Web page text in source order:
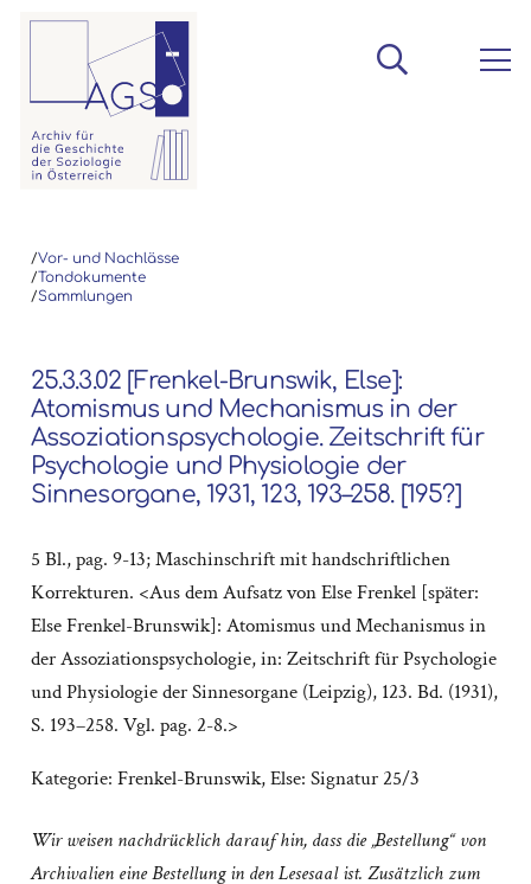
/Vor- und Nachlässe
/Tondokumente
/Sammlungen
25.3.3.02 [Frenkel-Brunswik, Else]:
Atomismus und Mechanismus in der
Assoziationspsychologie. Zeitschrift für
Psychologie und Physiologie der
Sinnesorgane, 1931, 123, 193–258. [195?]
5 Bl., pag. 9-13; Maschinschrift mit handschriftlichen
Korrekturen. <Aus dem Aufsatz von Else Frenkel [später:
Else Frenkel-Brunswik]: Atomismus und Mechanismus in
der Assoziationspsychologie, in: Zeitschrift für Psychologie
und Physiologie der Sinnesorgane (Leipzig), 123. Bd. (1931),
S. 193–258. Vgl. pag. 2-8.>
Kategorie: Frenkel-Brunswik, Else: Signatur 25/3
Wir weisen nachdrücklich darauf hin, dass die „Bestellung“ von
Archivalien eine Bestellung in den Lesesaal ist. Zusätzlich zum